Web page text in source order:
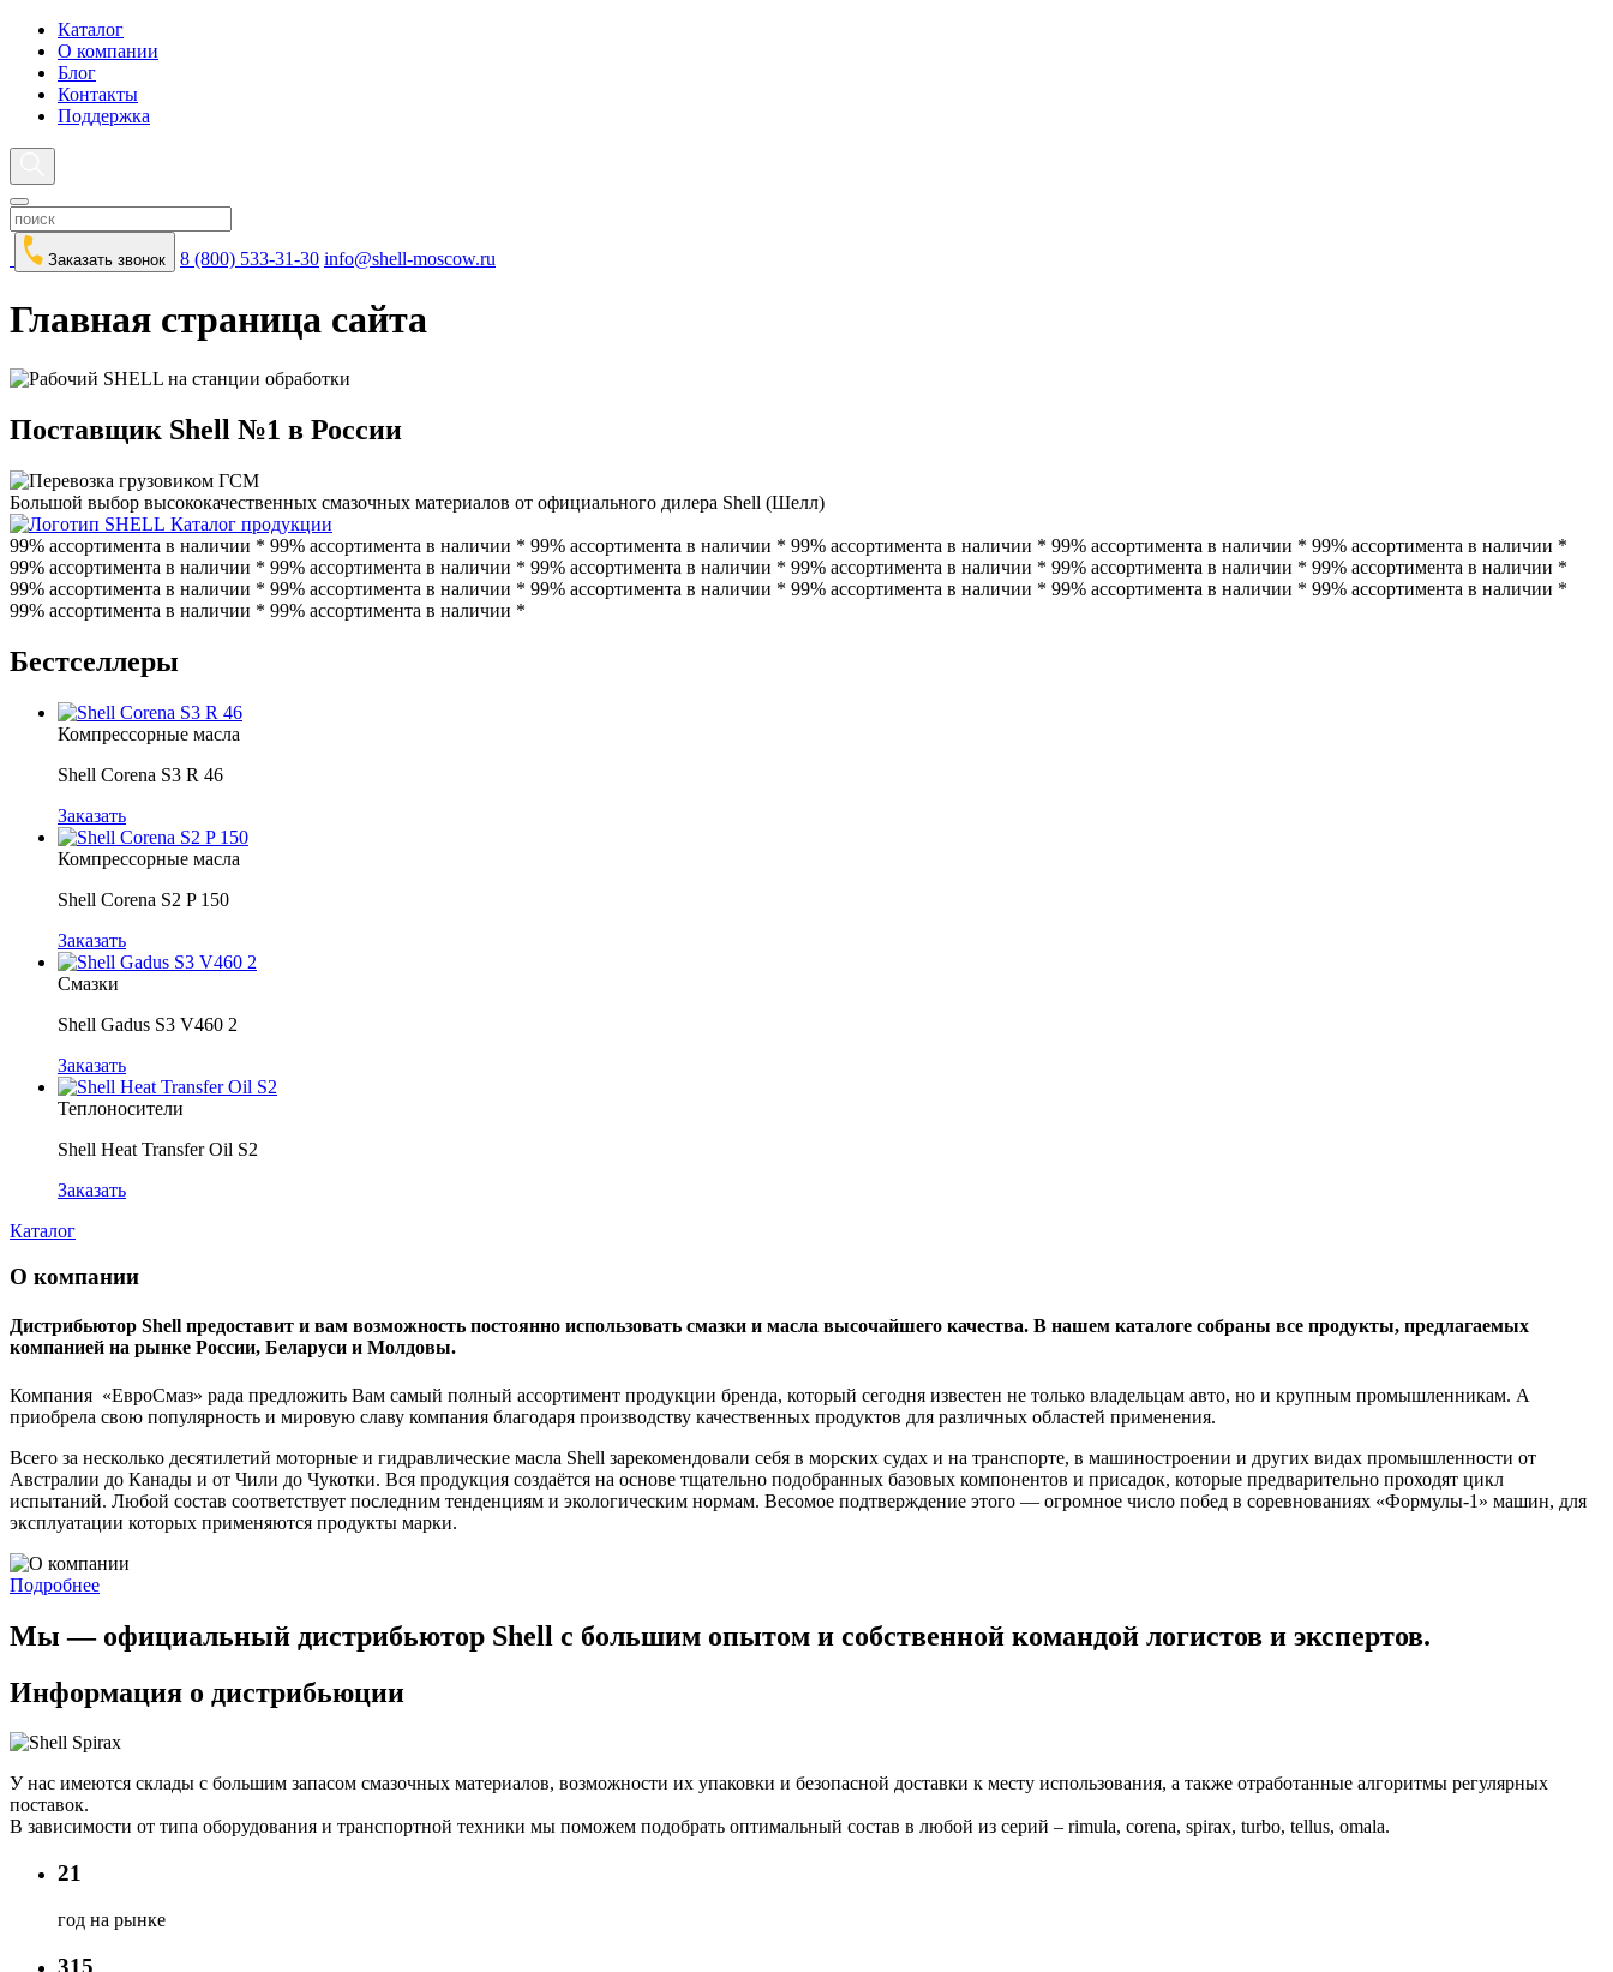
Каталог
О компании
Блог
Контакты
Поддержка
Заказать звонок 8 (800) 533-31-30 info@shell-moscow.ru
Главная страница сайта
Поставщик Shell №1 в России
Большой выбор высококачественных смазочных материалов от официального дилера Shell (Шелл)
Каталог продукции
99% ассортимента в наличии * 99% ассортимента в наличии * 99% ассортимента в наличии * 99% ассортимента в наличии * 99% ассортимента в наличии * 99% ассортимента в наличии *
99% ассортимента в наличии * 99% ассортимента в наличии * 99% ассортимента в наличии * 99% ассортимента в наличии * 99% ассортимента в наличии * 99% ассортимента в наличии *
99% ассортимента в наличии * 99% ассортимента в наличии * 99% ассортимента в наличии * 99% ассортимента в наличии * 99% ассортимента в наличии * 99% ассортимента в наличии *
99% ассортимента в наличии * 99% ассортимента в наличии *
Бестселлеры
Компрессорные масла
Shell Corena S3 R 46
Заказать
Компрессорные масла
Shell Corena S2 P 150
Заказать
Смазки
Shell Gadus S3 V460 2
Заказать
Теплоносители
Shell Heat Transfer Oil S2
Заказать
Каталог
О компании
Дистрибьютор Shell предоставит и вам возможность постоянно использовать смазки и масла высочайшего качества. В нашем каталоге собраны все продукты, предлагаемых
компанией на рынке России, Беларуси и Молдовы.
Компания «ЕвроСмаз» рада предложить Вам самый полный ассортимент продукции бренда, который сегодня известен не только владельцам авто, но и крупным промышленникам. А
приобрела свою популярность и мировую славу компания благодаря производству качественных продуктов для различных областей применения.
Всего за несколько десятилетий моторные и гидравлические масла Shell зарекомендовали себя в морских судах и на транспорте, в машиностроении и других видах промышленности от
Австралии до Канады и от Чили до Чукотки. Вся продукция создаётся на основе тщательно подобранных базовых компонентов и присадок, которые предварительно проходят цикл
испытаний. Любой состав соответствует последним тенденциям и экологическим нормам. Весомое подтверждение этого — огромное число побед в соревнованиях «Формулы-1» машин, для
эксплуатации которых применяются продукты марки.
Подробнее
Мы — официальный дистрибьютор Shell с большим опытом и собственной командой логистов и экспертов.
Информация о дистрибьюции
У нас имеются склады с большим запасом смазочных материалов, возможности их упаковки и безопасной доставки к месту использования, а также отработанные алгоритмы регулярных
поставок.
В зависимости от типа оборудования и транспортной техники мы поможем подобрать оптимальный состав в любой из серий – rimula, corena, spirax, turbo, tellus, omala.
21
год на рынке
315